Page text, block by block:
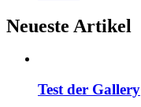
Neueste Artikel
Test der Gallery